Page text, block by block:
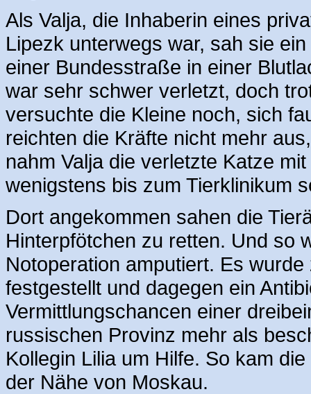
Als Valja, die Inhaberin eines
Lipezk unterwegs war, sah sie
einer Bundesstraße in einer
war sehr schwer verletzt, doch
versuchte die Kleine noch, sich
reichten die Kräfte nicht mehr
nahm Valja die verletzte Katze
wenigstens bis zum Tierklinikum
Dort angekommen sahen die
Hinterpfötchen zu retten. Und so
Notoperation amputiert. Es
festgestellt und dagegen ein
Vermittlungschancen einer
russischen Provinz mehr als
Kollegin Lilia um Hilfe. So kam
der Nähe von Moskau.